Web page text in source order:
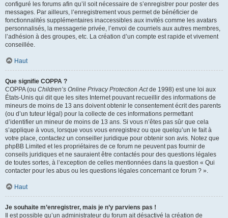
configuré les forums afin qu’il soit nécessaire de s’enregistrer pour poster des
messages. Par ailleurs, l’enregistrement vous permet de bénéficier de
fonctionnalités supplémentaires inaccessibles aux invités comme les avatars
personnalisés, la messagerie privée, l’envoi de courriels aux autres membres,
l’adhésion à des groupes, etc. La création d’un compte est rapide et vivement
conseillée.
Haut
Que signifie COPPA ?
COPPA (ou Children’s Online Privacy Protection Actde 1998) est une loi aux
États-Unis qui dit que les sites Internet pouvant recueillir des informations de
mineurs de moins de 13 ans doivent obtenir le consentement écrit des parents
(ou d’un tuteur légal) pour la collecte de ces informations permettant
d’identifier un mineur de moins de 13 ans. Si vous n’êtes pas sûr que cela
s’applique à vous, lorsque vous vous enregistrez ou que quelqu’un le fait à
votre place, contactez un conseiller juridique pour obtenir son avis. Notez que
phpBB Limited et les propriétaires de ce forum ne peuvent pas fournir de
conseils juridiques et ne sauraient être contactés pour des questions légales
de toutes sortes, à l’exception de celles mentionnées dans la question « Qui
contacter pour les abus ou les questions légales concernant ce forum ? ».
Haut
Je souhaite m’enregistrer, mais je n’y parviens pas !
Il est possible qu’un administrateur du forum ait désactivé la création de